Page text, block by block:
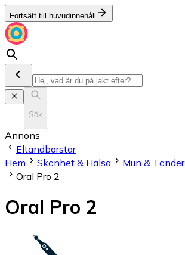
Fortsätt till huvudinnehåll
Sök
Annons
Eltandborstar
Hem
Skönhet & Hälsa Mun & Tänder
Oral Pro 2
Oral Pro 2